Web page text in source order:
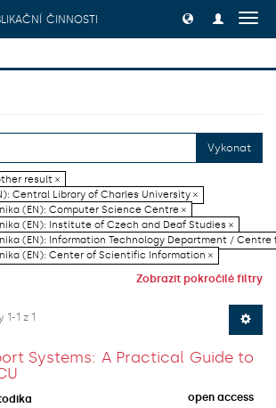
činnosti
Vykonat
result ×
Central Library of Charles University ×
(EN): Computer Science Centre ×
(EN): Institute of Czech and Deaf Studies ×
(EN): Information Technology Department / Centre
(EN): Center of Scientific Information ×
Zobrazit pokročilé filtry
1 z 1
Systems: A Practical Guide to
open access